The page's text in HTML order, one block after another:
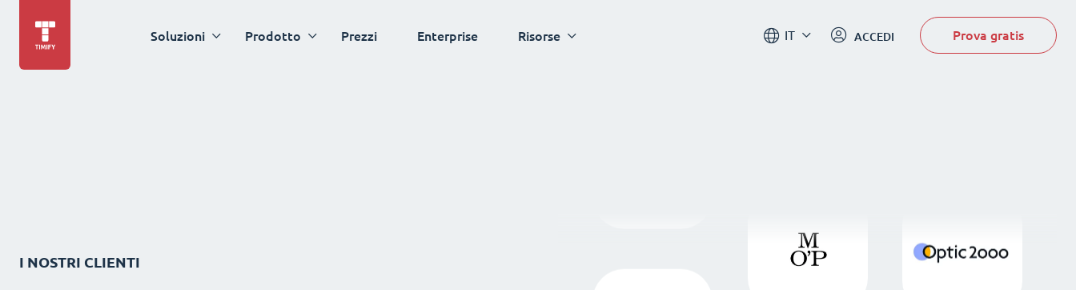
Soluzioni Prodotto Prezzi Enterprise Risorse IT ACCEDI Prova gratis
I NOSTRI CLIENTI